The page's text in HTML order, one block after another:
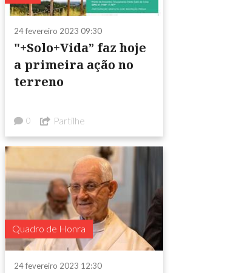
24 fevereiro 2023 09:30
"+Solo+Vida” faz hoje
a primeira ação no
terreno
0 Partilhe
Quadro de Honra
24 fevereiro 2023 12:30